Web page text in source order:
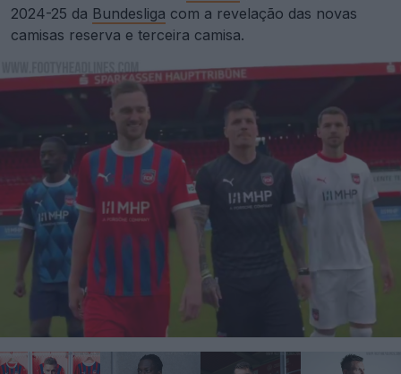
2024-25 da Bundesliga com a revelação das novas
camisas reserva e terceira camisa.